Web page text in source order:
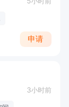
申请
3小时前